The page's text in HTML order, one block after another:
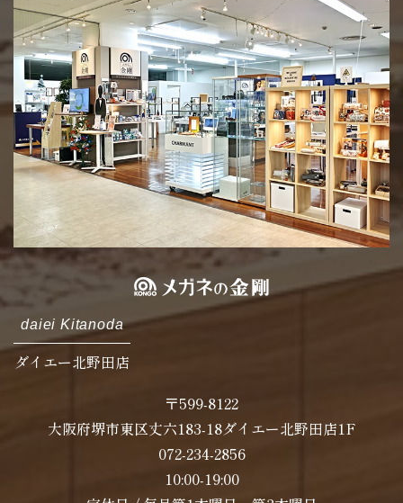
daiei Kitanoda
ダイエー北野田店
〒599-8122
大阪府堺市東区丈六183-18ダイエー北野田店1F
072-234-2856
10:00-19:00